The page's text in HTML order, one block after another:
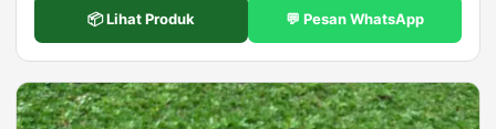
📦 Lihat Produk 💬 Pesan WhatsApp